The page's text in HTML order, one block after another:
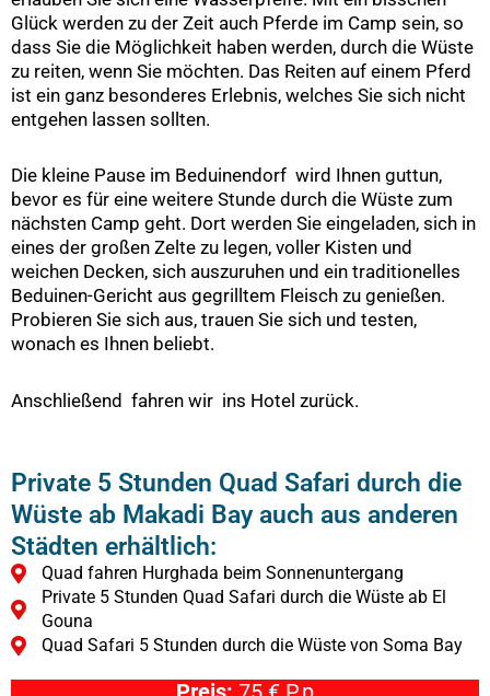
Glück werden zu der Zeit auch Pferde im Camp sein, so
dass Sie die Möglichkeit haben werden, durch die Wüste
zu reiten, wenn Sie möchten. Das Reiten auf einem Pferd
ist ein ganz besonderes Erlebnis, welches Sie sich nicht
entgehen lassen sollten.
Die kleine Pause im Beduinendorf wird Ihnen guttun,
bevor es für eine weitere Stunde durch die Wüste zum
nächsten Camp geht. Dort werden Sie eingeladen, sich in
eines der großen Zelte zu legen, voller Kisten und
weichen Decken, sich auszuruhen und ein traditionelles
Beduinen-Gericht aus gegrilltem Fleisch zu genießen.
Probieren Sie sich aus, trauen Sie sich und testen,
wonach es Ihnen beliebt.
Anschließend fahren wir ins Hotel zurück.
Private 5 Stunden Quad Safari durch die
Wüste ab Makadi Bay auch aus anderen
Städten erhältlich:
Quad fahren Hurghada beim Sonnenuntergang
Private 5 Stunden Quad Safari durch die Wüste ab El
Gouna
Quad Safari 5 Stunden durch die Wüste von Soma Bay